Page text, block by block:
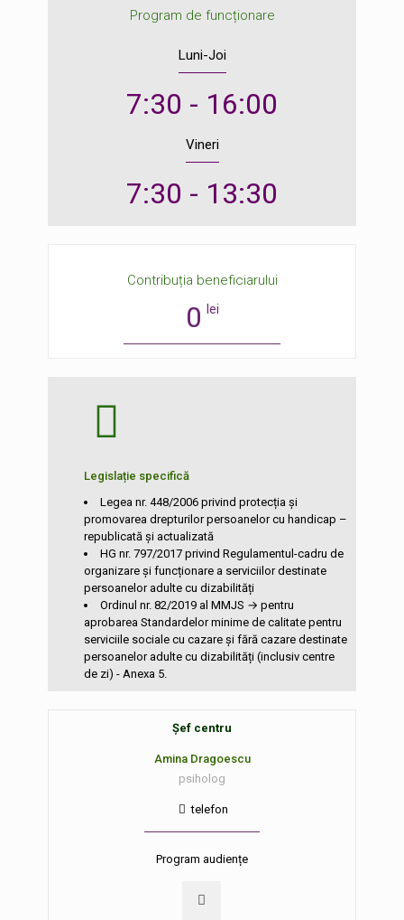
Program de funcționare
Luni-Joi
7:30 - 16:00
Vineri
7:30 - 13:30
Contribuția beneficiarului
0 lei
Legislație specifică
Legea nr. 448/2006 privind protecția și
promovarea drepturilor persoanelor cu handicap –
republicată și actualizată
HG nr. 797/2017 privind Regulamentul-cadru de
organizare și funcționare a serviciilor destinate
persoanelor adulte cu dizabilități
Ordinul nr. 82/2019 al MMJS → pentru
aprobarea Standardelor minime de calitate pentru
serviciile sociale cu cazare și fără cazare destinate
persoanelor adulte cu dizabilități (inclusiv centre
de zi) - Anexa 5.
Șef centru
Amina Dragoescu
psiholog
telefon
Program audiențe